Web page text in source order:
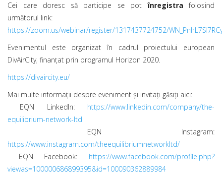
Cei care doresc să participe se potînregistra folosind
următorul link:
https://zoom.us/webinar/register/1317437724752/
Evenimentul este organizat în cadrul proiectului european
DivAirCity, finanțat prin programul Horizon 2020.
https://divaircity.eu/
Mai multe informații despre eveniment și invitați găsiți aici:
EQN LinkedIn:https://www.linkedin.com/company/the-
equilibrium-network-ltd
EQN Instagram:
https://www.instagram.com/theequilibriumnetworkltd/
EQN Facebook: https://www.facebook.com/profile.php?
viewas=100000686899395&id=100090362889984